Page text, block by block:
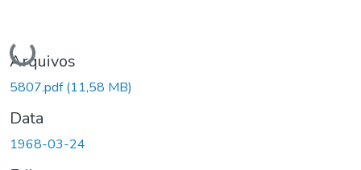
Carregando...
Arquivos
5807.pdf(11,58 MB)
Data
1968-03-24